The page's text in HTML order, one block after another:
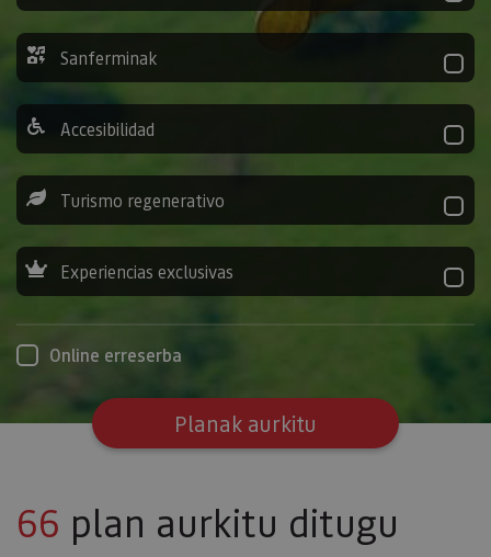
Sanferminak
Accesibilidad
Turismo regenerativo
Experiencias exclusivas
Online erreserba
Planak aurkitu
66 plan aurkitu ditugu